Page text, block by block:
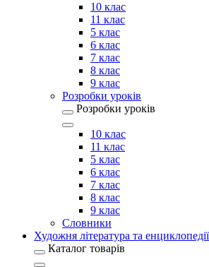
10 клас
11 клас
5 клас
6 клас
7 клас
8 клас
9 клас
Розробки уроків
Розробки уроків
10 клас
11 клас
5 клас
6 клас
7 клас
8 клас
9 клас
Словники
Художня література та енциклопедії
Каталог товарів